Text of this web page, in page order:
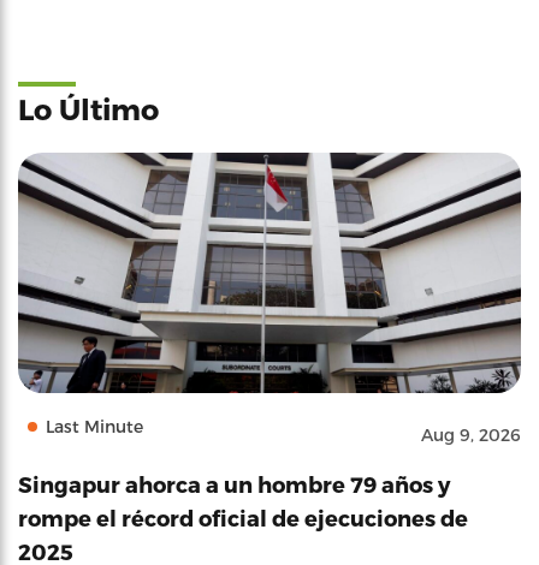
Lo Último
Last Minute Aug 9, 2026
Singapur ahorca a un hombre 79 años y
rompe el récord oficial de ejecuciones de
2025